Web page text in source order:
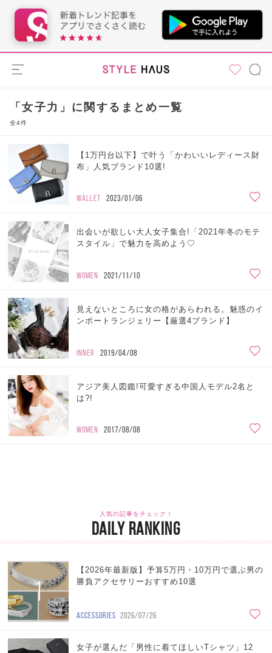
「女子力」に関するまとめ一覧
全4件
【1万円台以下】で叶う「かわいいレディース財
布」人気ブランド10選!
WALLET 2023/01/06
出会いが欲しい大人女子集合!「2021年冬のモテ
スタイル」で魅力を高めよう♡
WOMEN 2021/11/10
見えないところに女の格があらわれる。魅惑のイ
ンポートランジェリー【厳選4ブランド】
INNER 2019/04/08
アジア美人図鑑!可愛すぎる中国人モデル2名と
は?!
WOMEN 2017/08/08
人気の記事をチェック！
DAILY RANKING
1
【2026年最新版】予算5万円・10万円で選ぶ男の
勝負アクセサリーおすすめ10選
ACCESSORIES 2026/07/26
女子が選んだ「男性に着てほしいTシャツ」12